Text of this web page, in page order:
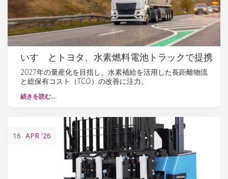
いすゞとトヨタ、水素燃料電池トラックで提携
2027年の量産化を目指し、水素補給を活用した長距離物流
と総保有コスト（TCO）の改善に注力。
続きを読む…
16 APR '26